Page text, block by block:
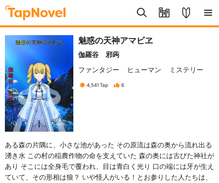
魅惑の天神アマビヱ
伽羅谷 邪蒟
ファンタジー
ヒューマン ミステリー
4,541Tap 6
ある森の片隅に、小さな池があった その原流は森の奥から流れ出る
湧き水 この村の稲農作物の命を支えていた 森の奥には古びた神社が
あり そこには全身毛で覆われ、目は青白く光り 口の端には牙が生え
ていて、その形相は狼？ いや怪人がいる！とお参りした人たちは、